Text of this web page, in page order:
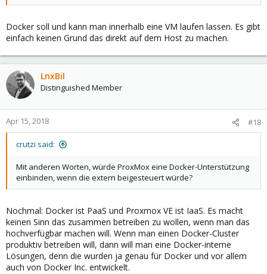
Docker soll und kann man innerhalb eine VM laufen lassen. Es gibt
einfach keinen Grund das direkt auf dem Host zu machen.
LnxBil
Distinguished Member
Apr 15, 2018 #18
crutzi said:
Mit anderen Worten, würde ProxMox eine Docker-Unterstützung
einbinden, wenn die extern beigesteuert würde?
Nochmal: Docker ist PaaS und Proxmox VE ist IaaS. Es macht
keinen Sinn das zusammen betreiben zu wollen, wenn man das
hochverfügbar machen will. Wenn man einen Docker-Cluster
produktiv betreiben will, dann will man eine Docker-interne
Lösungen, denn die wurden ja genau für Docker und vor allem
auch von Docker Inc. entwickelt.